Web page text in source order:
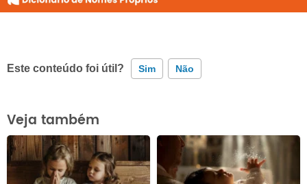
Este conteúdo foi útil? Sim Não
Este conteúdo contém informação incorreta
Este conteúdo não tem a informação que procuro
Outro
Veja também